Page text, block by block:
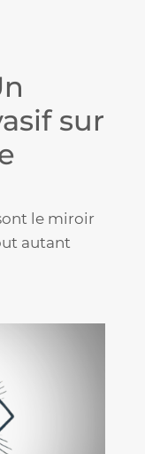
sur
le miroir
autant